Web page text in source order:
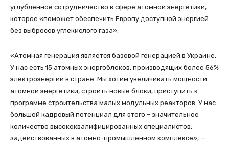
углубленное сотрудничество в сфере атомной энергетики,
которое «поможет обеспечить Европу доступной энергией
без выбросов углекислого газа».
«Атомная генерация является базовой генерацией в Украине.
У нас есть 15 атомных энергоблоков, производящих более 56%
электроэнергии в стране. Мы хотим увеличивать мощности
атомной энергетики, строить новые блоки, приступить к
программе строительства малых модульных реакторов. У нас
большой кадровый потенциал для этого – значительное
количество высококвалифицированных специалистов,
задействованных в атомно-промышленном комплексе», —